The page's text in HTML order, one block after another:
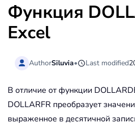
Функция
Excel
AuthorSiluvia• Last modified
В отличие от функции
DOLLARFR преобразует
выраженное в десятичной